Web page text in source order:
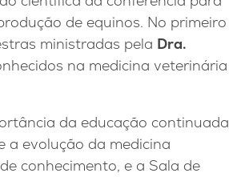
de equinos. No primeiro
ministradas pela Dra.
na medicina veterinária
da educação continuada
a evolução da medicina
conhecimento, e a Sala de